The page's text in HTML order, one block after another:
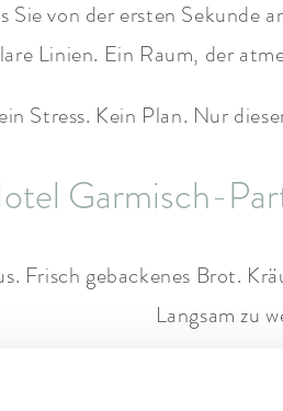
Sie von der ersten
Linien. Ein Raum, der
Stress. Kein Plan. Nur
Garmisch-
Frisch gebackenes Brot.
Langsam zu
Alles mit